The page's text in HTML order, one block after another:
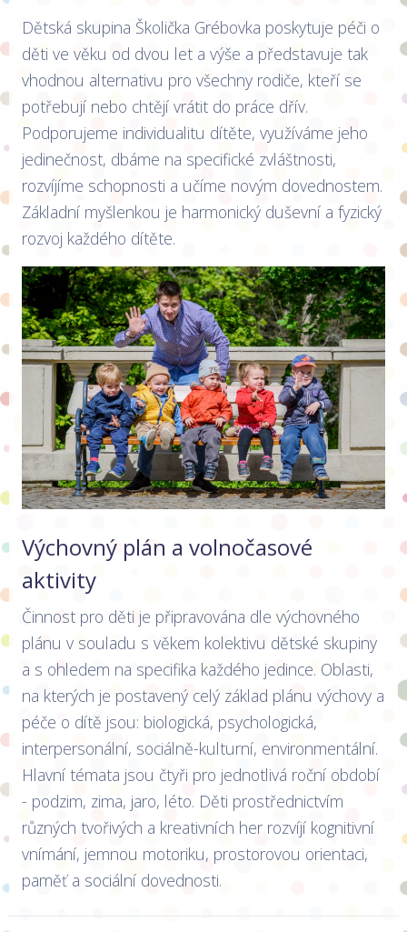
Dětská skupina Školička Grébovka poskytuje péči o
děti ve věku od dvou let a výše a představuje tak
vhodnou alternativu pro všechny rodiče, kteří se
potřebují nebo chtějí vrátit do práce dřív.
Podporujeme individualitu dítěte, využíváme jeho
jedinečnost, dbáme na specifické zvláštnosti,
rozvíjíme schopnosti a učíme novým dovednostem.
Základní myšlenkou je harmonický duševní a fyzický
rozvoj každého dítěte.
Výchovný plán a volnočasové
aktivity
Činnost pro děti je připravována dle výchovného
plánu v souladu s věkem kolektivu dětské skupiny
a s ohledem na specifika každého jedince. Oblasti,
na kterých je postavený celý základ plánu výchovy a
péče o dítě jsou: biologická, psychologická,
interpersonální, sociálně-kulturní, environmentální.
Hlavní témata jsou čtyři pro jednotlivá roční období
- podzim, zima, jaro, léto. Děti prostřednictvím
různých tvořivých a kreativních her rozvíjí kognitivní
vnímání, jemnou motoriku, prostorovou orientaci,
paměť a sociální dovednosti.